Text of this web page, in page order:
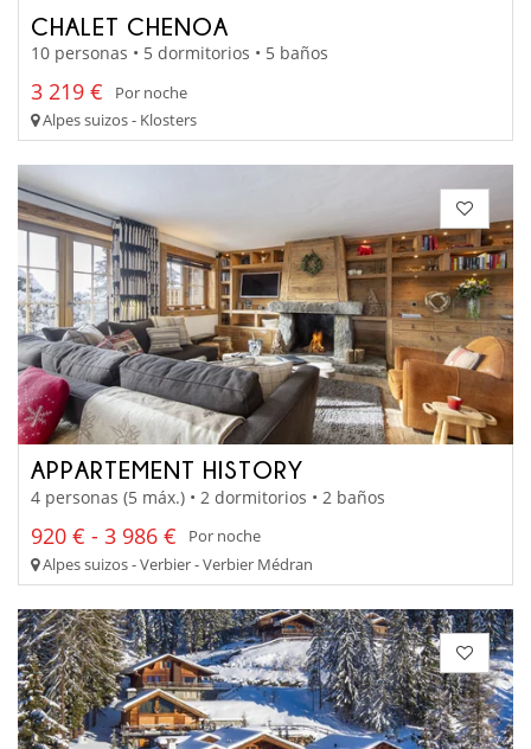
CHALET CHENOA
10 personas • 5 dormitorios • 5 baños
3 219 €
Por noche
Alpes suizos - Klosters
APPARTEMENT HISTORY
4 personas (5 máx.) • 2 dormitorios • 2 baños
920 € - 3 986 €
Por noche
Alpes suizos - Verbier - Verbier Médran